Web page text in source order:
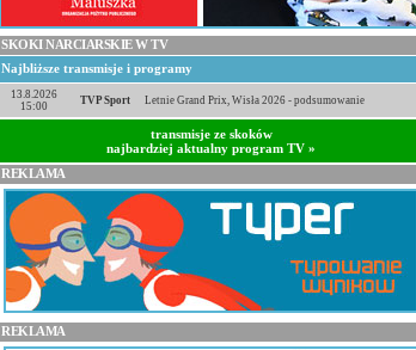
SKOKI NARCIARSKIE W TV
Najbliższe transmisje i programy
13.8.2026
15:00
TVP Sport Letnie Grand Prix, Wisła 2026 - podsumowanie
transmisje ze skoków
najbardziej aktualny program TV »
REKLAMA
REKLAMA